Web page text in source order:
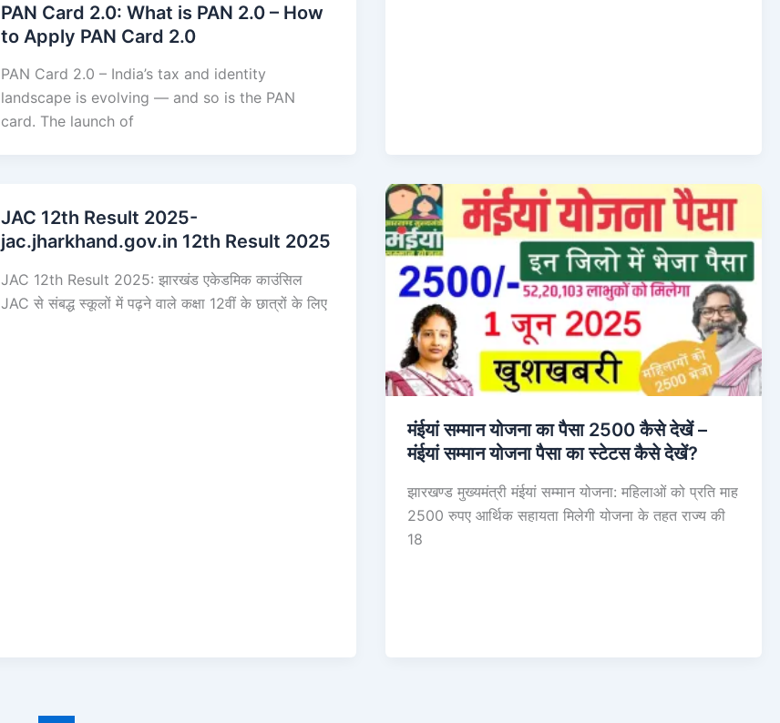
PAN Card 2.0: What is PAN 2.0 – How
to Apply PAN Card 2.0
PAN Card 2.0 – India’s tax and identity
landscape is evolving — and so is the PAN
card. The launch of
JAC 12th Result 2025-
jac.jharkhand.gov.in 12th Result 2025
JAC 12th Result 2025: झारखंड एकेडमिक काउंसिल
JAC से संबद्ध स्कूलों में पढ़ने वाले कक्षा 12वीं के छात्रों के लिए
मंईयां सम्मान योजना का पैसा 2500 कैसे देखें –
मंईयां सम्मान योजना पैसा का स्टेटस कैसे देखें?
झारखण्ड मुख्यमंत्री मंईयां सम्मान योजना: महिलाओं को प्रति माह
2500 रुपए आर्थिक सहायता मिलेगी योजना के तहत राज्य की
18